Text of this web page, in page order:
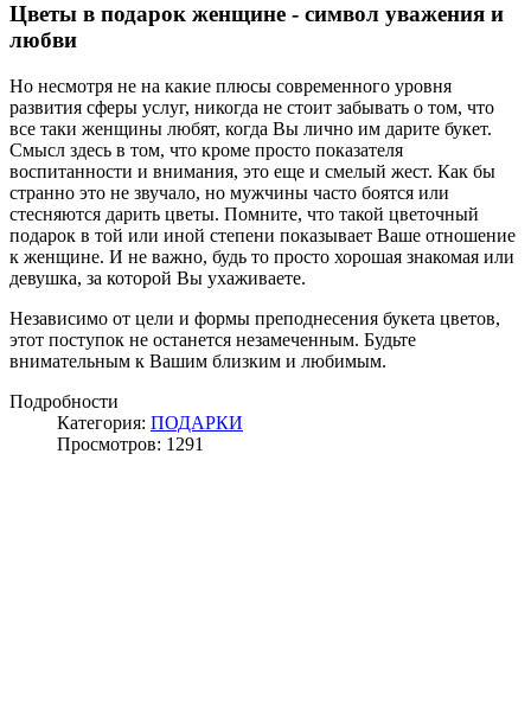
Цветы в подарок женщине - символ уважения и
любви
Но несмотря не на какие плюсы современного уровня
развития сферы услуг, никогда не стоит забывать о том, что
все таки женщины любят, когда Вы лично им дарите букет.
Смысл здесь в том, что кроме просто показателя
воспитанности и внимания, это еще и смелый жест. Как бы
странно это не звучало, но мужчины часто боятся или
стесняются дарить цветы. Помните, что такой цветочный
подарок в той или иной степени показывает Ваше отношение
к женщине. И не важно, будь то просто хорошая знакомая или
девушка, за которой Вы ухаживаете.
Независимо от цели и формы преподнесения букета цветов,
этот поступок не останется незамеченным. Будьте
внимательным к Вашим близким и любимым.
Подробности
Категория: ПОДАРКИ
Просмотров: 1291